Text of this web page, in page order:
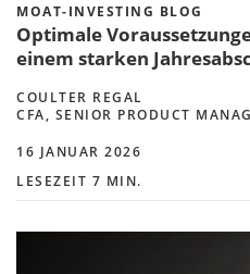
MOAT-INVESTING BLOG
Optimale
einem starken
COULTER REGAL
CFA, SENIOR PRODUCT
16 JANUAR 2026
LESEZEIT 7 MIN.